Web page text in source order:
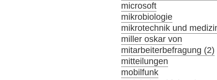
microsoft
mikrobiologie
mikrotechnik und
miller oskar von
mitarbeiterbefragung (2)
mitteilungen
mobilfunk